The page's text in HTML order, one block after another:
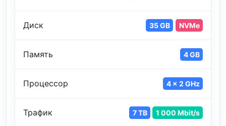
Диск 35 GB NVMe
Память 4 GB
Процессор 4 x 2 GHz
Трафик 7 TB 1 000 Mbit/s